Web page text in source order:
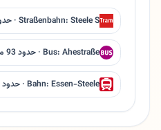
Straßenbahn: Steele S · حدود 376 متر · 5 دقیقه پیاده
Bus: Ahestraße · حدود 93 متر · 1 دقیقه پیاده
Bahn: Essen-Steele · حدود 348 متر · 4 دقیقه پیاده